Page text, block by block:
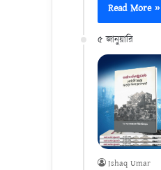
Read More »
৫ জানুয়ারি
Ishaq Umar